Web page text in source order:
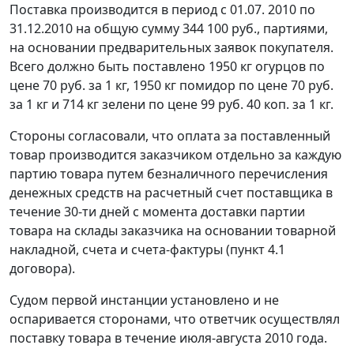
Поставка производится в период с 01.07. 2010 по
31.12.2010 на общую сумму 344 100 руб., партиями,
на основании предварительных заявок покупателя.
Всего должно быть поставлено 1950 кг огурцов по
цене 70 руб. за 1 кг, 1950 кг помидор по цене 70 руб.
за 1 кг и 714 кг зелени по цене 99 руб. 40 коп. за 1 кг.
Стороны согласовали, что оплата за поставленный
товар производится заказчиком отдельно за каждую
партию товара путем безналичного перечисления
денежных средств на расчетный счет поставщика в
течение 30-ти дней с момента доставки партии
товара на склады заказчика на основании товарной
накладной, счета и счета-фактуры (пункт 4.1
договора).
Судом первой инстанции установлено и не
оспаривается сторонами, что ответчик осуществлял
поставку товара в течение июля-августа 2010 года.